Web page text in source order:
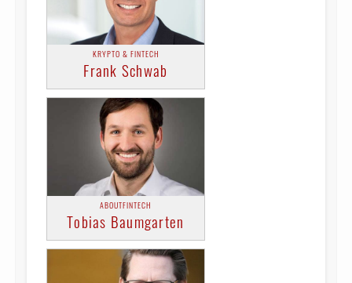
KRYPTO & FINTECH
Frank Schwab
ABOUTFINTECH
Tobias Baumgarten